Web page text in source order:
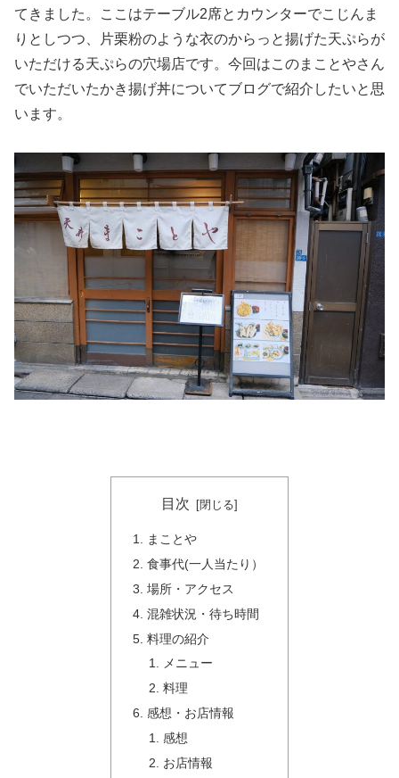
てきました。ここはテーブル2席とカウンターでこじんま
りとしつつ、片栗粉のような衣のからっと揚げた天ぷらが
いただける天ぷらの穴場店です。今回はこのまことやさん
でいただいたかき揚げ丼についてブログで紹介したいと思
います。
目次
まことや
食事代(一人当たり）
場所・アクセス
混雑状況・待ち時間
料理の紹介
メニュー
料理
感想・お店情報
感想
お店情報